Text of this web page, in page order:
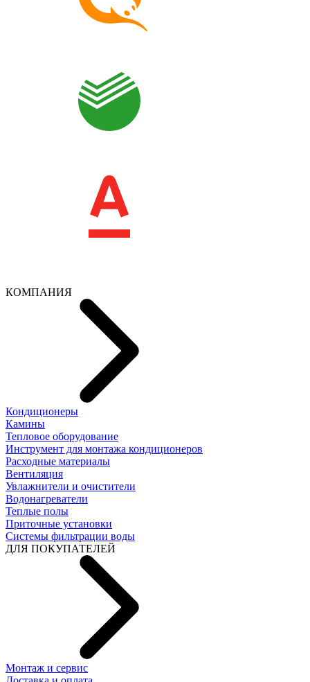
КОМПАНИЯ
Кондиционеры
Камины
Тепловое оборудование
Инструмент для монтажа кондиционеров
Расходные материалы
Вентиляция
Увлажнители и очистители
Водонагреватели
Теплые полы
Приточные установки
Системы фильтрации воды
ДЛЯ ПОКУПАТЕЛЕЙ
Монтаж и сервис